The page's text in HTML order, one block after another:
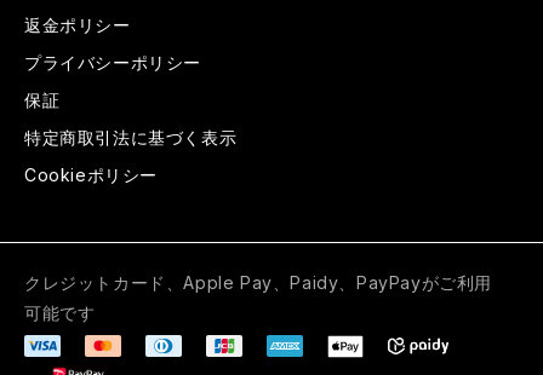
返金ポリシー
プライバシーポリシー
保証
特定商取引法に基づく表示
Cookieポリシー
クレジットカード、Apple Pay、Paidy、PayPayがご利用
可能です